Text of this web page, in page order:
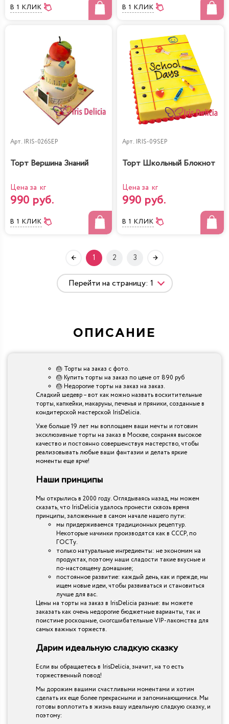
В 1 КЛИК В 1 КЛИК
Арт. IRIS-026SEP
Торт Вершина Знаний
Цена за кг
990 руб.
В 1 КЛИК
Арт. IRIS-09SEP
Торт Школьный Блокнот
Цена за кг
990 руб.
В 1 КЛИК
1 2 3
ОПИСАНИЕ
🎂 Торты на заказ с фото.
🎂 Купить торты на заказ по цене от 890 руб
🎂 Недорогие торты на заказ на заказ.
Сладкий шедевр – вот как можно назвать восхитительные
торты, капкейки, макаруны, печенья и пряники, созданные в
кондитерской мастерской IrisDelicia.
Уже больше 19 лет мы воплощаем ваши мечты и готовим
эксклюзивные торты на заказ в Москве, сохраняя высокое
качество и постоянно совершенствуя мастерство, чтобы
реализовывать любые ваши фантазии и делать яркие
моменты еще ярче!
Наши принципы
Мы открылись в 2000 году. Оглядываясь назад, мы можем
сказать, что IrisDelicia удалось пронести сквозь время
принципы, заложенные в самом начале нашего пути:
мы придерживаемся традиционных рецептур.
Некоторые начинки производятся как в СССР, по
ГОСТу.
только натуральные ингредиенты: не экономим на
продуктах, поэтому наши сладости такие вкусные и
по-настоящему домашние;
постоянное развитие: каждый день, как и прежде, мы
ищем новые идеи, чтобы развиваться и становиться
лучше для вас.
Цены на торты на заказ в IrisDelicia разные: вы можете
заказать как очень недорогие бюджетные варианты, так и
поистине роскошные, сногсшибательные VIP-лакомства для
самых важных торжеств.
Дарим идеальную сладкую сказку
Если вы обращаетесь в IrisDelicia, значит, на то есть
торжественный повод!
Мы дорожим вашими счастливыми моментами и хотим
сделать их еще более прекрасными и запоминающимися. Мы
готовы воплотить в жизнь вашу идеальную сладкую сказку, и
поэтому: